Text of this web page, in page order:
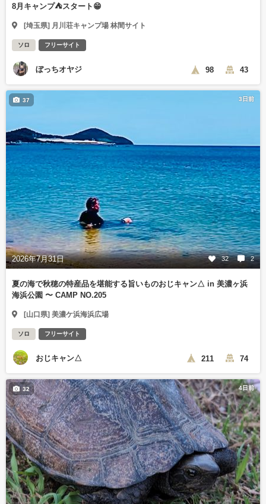
8月キャンプ⛺️スタート😁
[埼玉県] 月川荘キャンプ場 林間サイト
ソロ フリーサイト
ぼっちオヤジ 98 43
3日前
2026年7月31日 32 2
37
夏の海で秋穂の特産品を堪能する旨いものおじキャン△ in 美濃ヶ浜
海浜公園 〜 CAMP NO.205
[山口県] 美濃ケ浜海浜広場
ソロ フリーサイト
おじキャン△ 211 74
4日前
32